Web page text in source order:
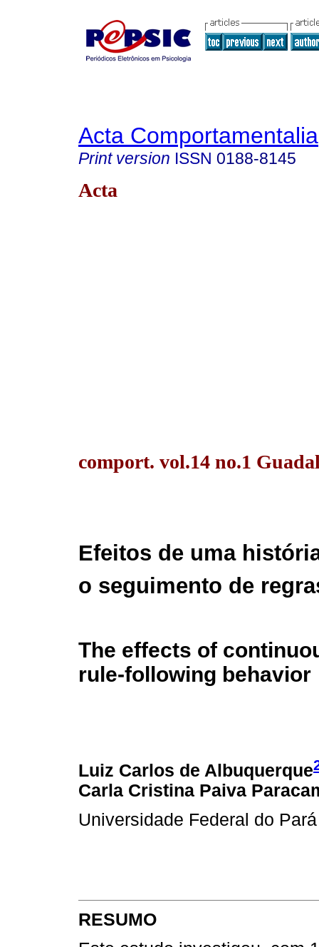
Acta Comportamentalia
Print version ISSN 0188-8145
Acta
comport. vol.14 no.1
Efeitos de uma
o seguimento de
The effects of
rule-following behavior
Luiz Carlos de Albuquerque
Carla Cristina Paiva
Universidade Federal do Pará
RESUMO